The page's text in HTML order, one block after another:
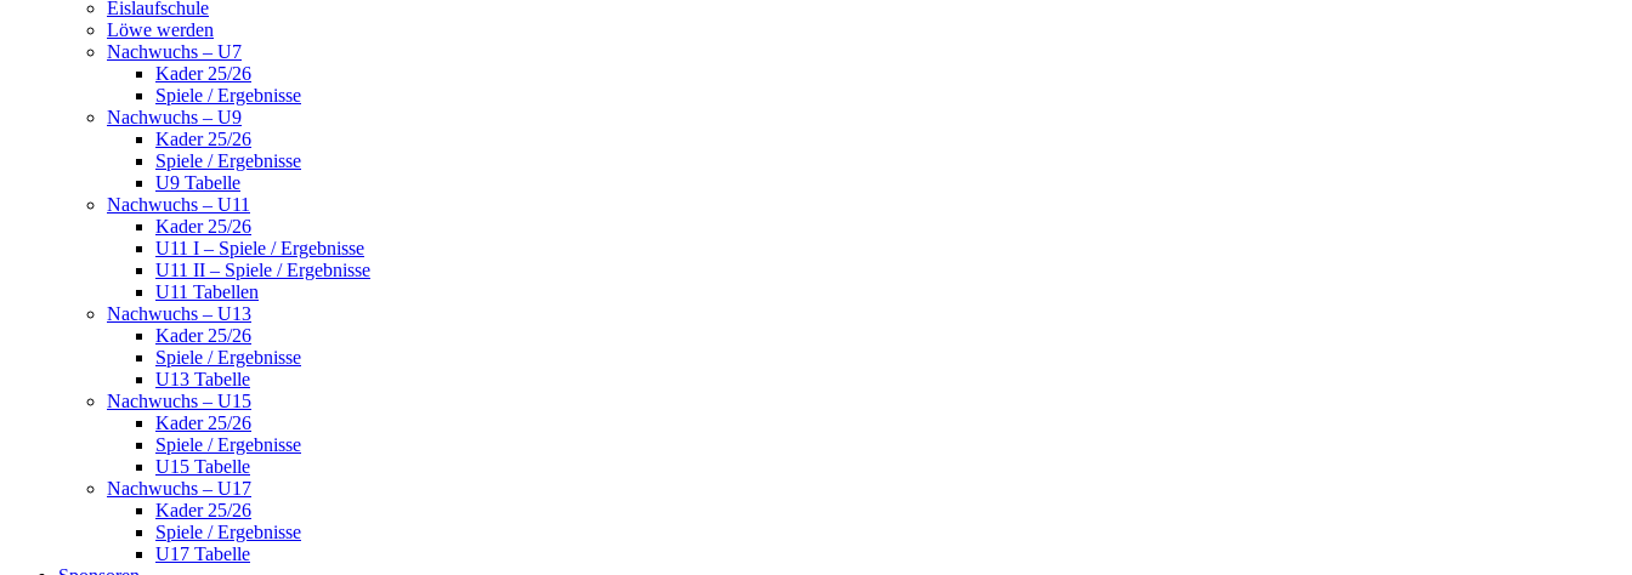
Eislaufschule
Löwe werden
Nachwuchs – U7
Kader 25/26
Spiele / Ergebnisse
Nachwuchs – U9
Kader 25/26
Spiele / Ergebnisse
U9 Tabelle
Nachwuchs – U11
Kader 25/26
U11 I – Spiele / Ergebnisse
U11 II – Spiele / Ergebnisse
U11 Tabellen
Nachwuchs – U13
Kader 25/26
Spiele / Ergebnisse
U13 Tabelle
Nachwuchs – U15
Kader 25/26
Spiele / Ergebnisse
U15 Tabelle
Nachwuchs – U17
Kader 25/26
Spiele / Ergebnisse
U17 Tabelle